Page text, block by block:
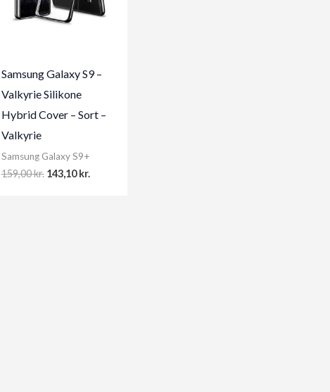
Samsung Galaxy S9 –
Valkyrie Silikone
Hybrid Cover – Sort –
Valkyrie
Samsung Galaxy S9+
159,00kr. Original
143,10kr.